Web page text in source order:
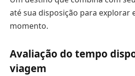
até sua disposição para explorar
momento.
Avaliação do tempo
viagem